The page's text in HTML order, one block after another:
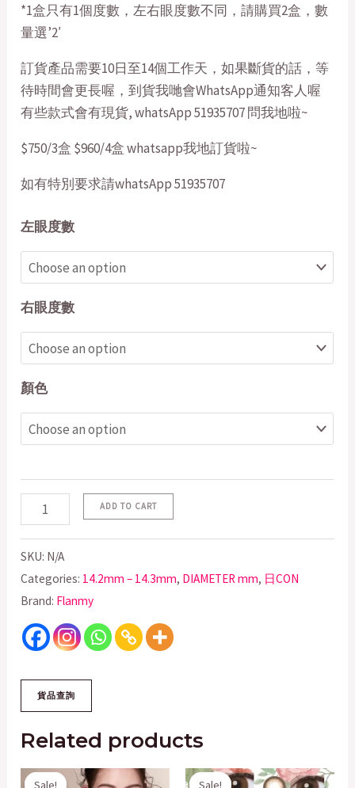
*1盒只有1個度數，左右眼度數不同，請購買2盒，數
量選’2′
訂貨產品需要10日至14個工作天，如果斷貨的話，等
待時間會更長喔，到貨我哋會WhatsApp通知客人喔
有些款式會有現貨, whatsApp 51935707 問我地啦~
$750/3盒 $960/4盒 whatsapp我地訂貨啦~
如有特別要求請whatsApp 51935707
左眼度數
右眼度數
顏色
ADD TO CART
SKU: N/A
Categories: 14.2mm – 14.3mm, DIAMETER mm, 日CON
Brand: Flanmy
Related products
Sale!
Sale!
Original
Current
Sale!
Sale!
OriginalCurrent